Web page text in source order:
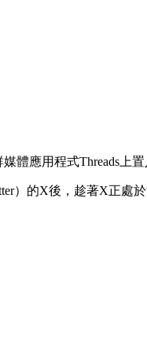
體應用程式Threads上置
）的X後，趁著X正處於